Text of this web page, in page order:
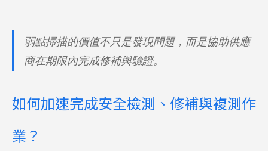
弱點掃描的價值不只是發現問題，而是協助供應
商在期限內完成修補與驗證。
如何加速完成安全檢測、修補與複測作
業？